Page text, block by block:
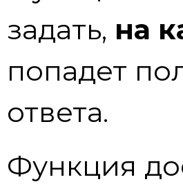
задать, на
попадет
ответа.
Функция